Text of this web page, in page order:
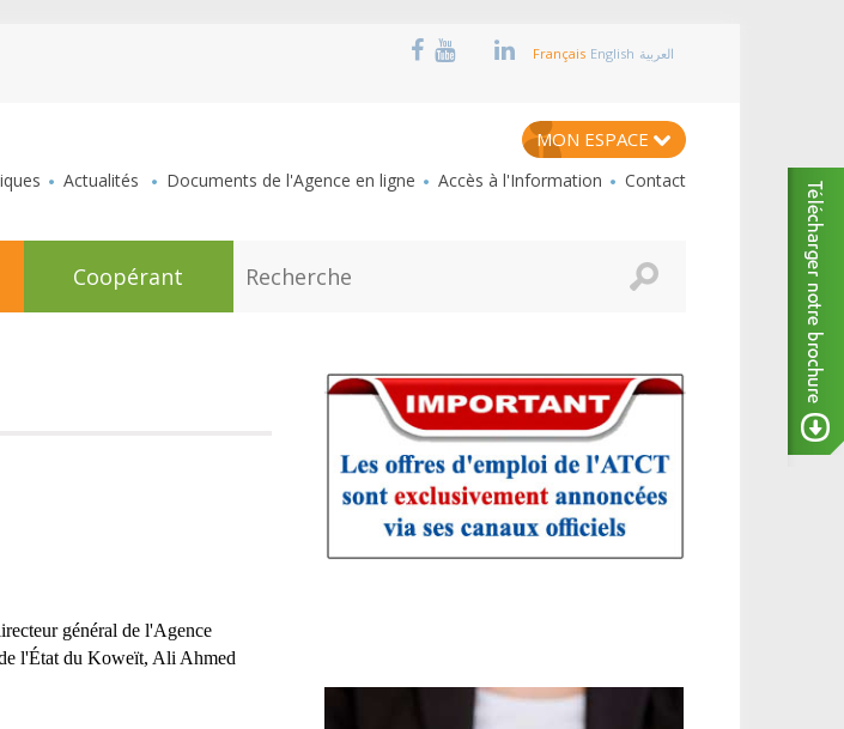
Français English العربية
MON ESPACE
Actualités Documents de l'Agence en ligne Accès à l'Information Contact
Coopérant e
général de l'Agence
l'État du Koweït, Ali Ahmed